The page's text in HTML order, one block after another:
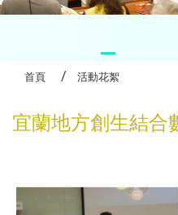
高齡生活大學研究班
首頁 活動花絮
宜蘭地方創生結合